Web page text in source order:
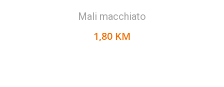
Mali macchiato
1,80 KM